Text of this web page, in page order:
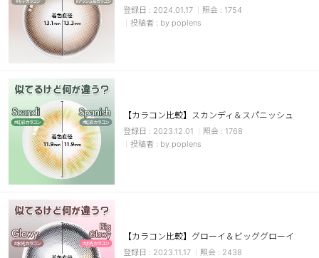
ハロウィンカラコン
ケア用品
レビュー
EYEしてる
総合掲示板
カスタマーサービス
ショッピングガイド
2024.01.17
1754
by poplens
【カラコン比較】スカンディ＆スパニッシュ
2023.12.01
1768
by poplens
【カラコン比較】グローイ＆ビッググローイ
2023.11.17
2438